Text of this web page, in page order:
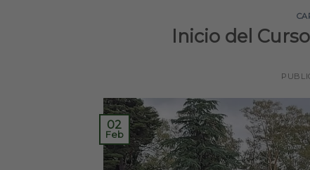
Inicio del
02
Feb